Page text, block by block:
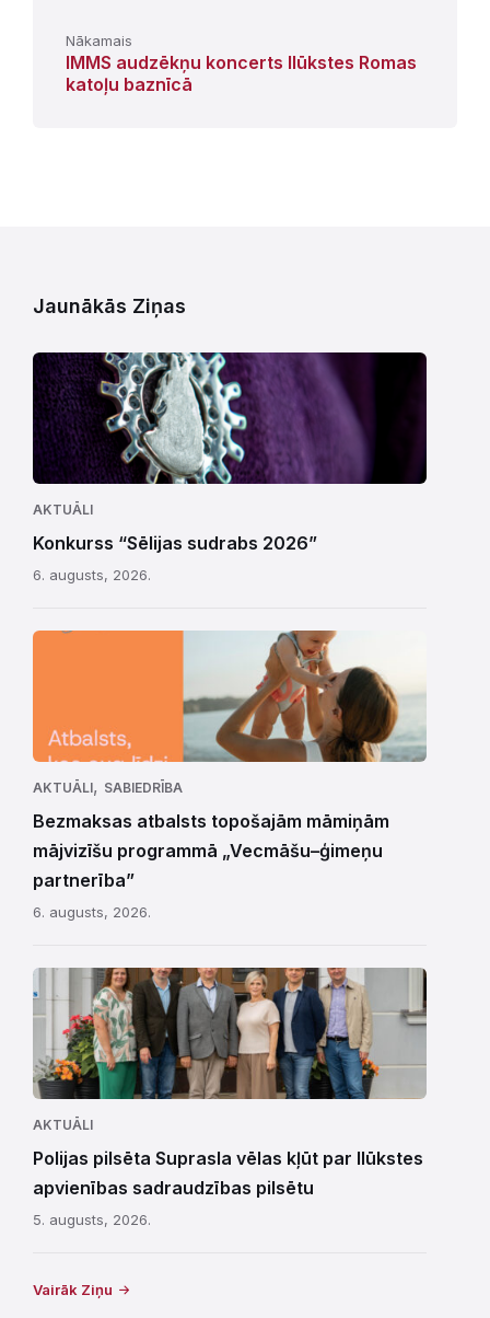
Nākamais
IMMS audzēkņu koncerts Ilūkstes Romas
katoļu baznīcā
Jaunākās Ziņas
AKTUĀLI
Konkurss “Sēlijas sudrabs 2026”
6. augusts, 2026.
AKTUĀLI, SABIEDRĪBA
Bezmaksas atbalsts topošajām māmiņām
mājvizīšu programmā „Vecmāšu–ģimeņu
partnerība”
6. augusts, 2026.
AKTUĀLI
Polijas pilsēta Suprasla vēlas kļūt par Ilūkstes
apvienības sadraudzības pilsētu
5. augusts, 2026.
Vairāk Ziņu